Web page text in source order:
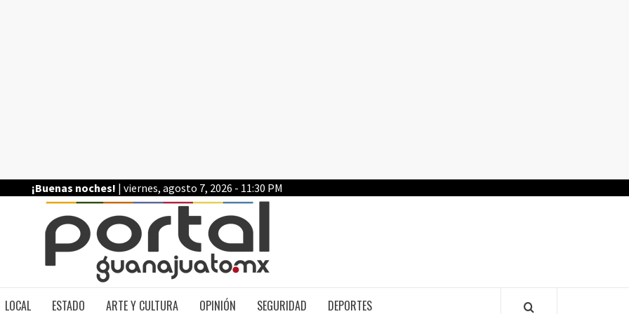
¡Buenas noches! | viernes, agosto 7, 2026 - 11:30 PM
LOCAL ESTADO ARTE Y CULTURA OPINIÓN SEGURIDAD DEPORTES